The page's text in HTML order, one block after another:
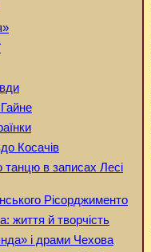
Косачів
танцю в записах Лесі
Рісорджименто
життя й творчість
і драми Чехова